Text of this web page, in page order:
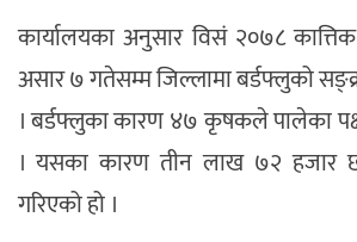
कार्यालयका अनुसार विसं २०७८
असार ७ गतेसम्म जिल्लामा बर्डफ्लुको
। बर्डफ्लुका कारण ४७ कृषकले पालेका
। यसका कारण तीन लाख ७२ हजार
गरिएको हो ।